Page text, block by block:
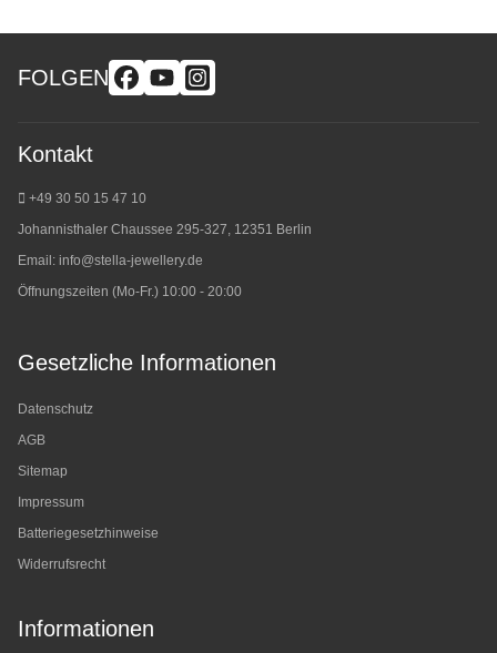
FOLGEN
Kontakt
+49 30 50 15 47 10
Johannisthaler Chaussee 295-327, 12351 Berlin
Email: info@stella-jewellery.de
Öffnungszeiten (Mo-Fr.) 10:00 - 20:00
Gesetzliche Informationen
Datenschutz
AGB
Sitemap
Impressum
Batteriegesetzhinweise
Widerrufsrecht
Informationen